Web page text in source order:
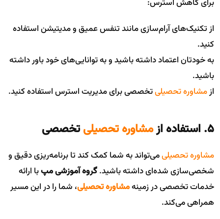
برای کاهش استرس:
از تکنیک‌های آرام‌سازی مانند تنفس عمیق و مدیتیشن استفاده
کنید.
به خودتان اعتماد داشته باشید و به توانایی‌های خود باور داشته
باشید.
ازمشاوره تحصیلیتخصصی برای مدیریت استرس استفاده کنید.
۵. استفاده از مشاوره تحصیلیتخصصی
مشاوره تحصیلیمی‌تواند به شما کمک کند تا برنامه‌ریزی دقیق و
شخصی‌سازی شده‌ای داشته باشید.گروه آموزشی مپبا ارائه
خدمات تخصصی در زمینهمشاوره تحصیلی، شما را در این مسیر
همراهی می‌کند.